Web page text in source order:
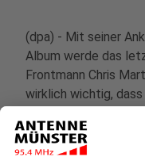
(dpa) - Mit seiner
Album werde das
Frontmann Chris
wirklich wichtig,
"Weniger ist mehr."
gesagt, Coldplay